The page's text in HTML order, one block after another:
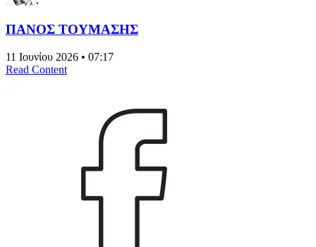
ΠΑΝΟΣ ΤΟΥΜΑΣΗΣ
11 Ιουνίου 2026 • 07:17
Read Content